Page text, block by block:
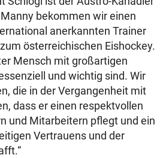
bekommen wir einen
anerkannten Trainer
österreichischen Eishockey.
Mensch mit großartigen
und wichtig sind. Wir
die in der Vergangenheit mit
dass er einen respektvollen
und Mitarbeitern pflegt und ein
Vertrauens und der